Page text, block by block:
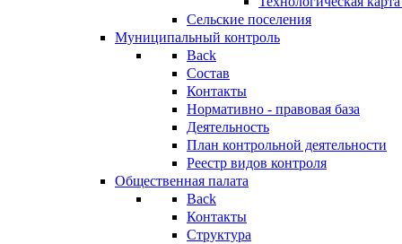
Сельские поселения
Муниципальный контроль
Back
Состав
Контакты
Нормативно - правовая база
Деятельность
План контрольной деятельности
Реестр видов контроля
Общественная палата
Back
Контакты
Структура